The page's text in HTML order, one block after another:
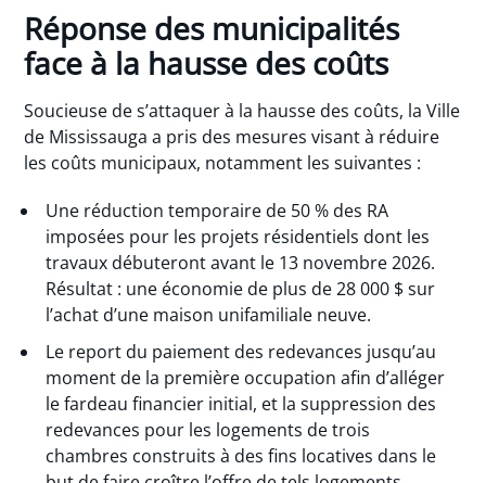
Réponse des municipalités
face à la hausse des coûts
Soucieuse de s’attaquer à la hausse des coûts, la Ville
de Mississauga a pris des mesures visant à réduire
les coûts municipaux, notamment les suivantes :
Une réduction temporaire de 50 % des RA
imposées pour les projets résidentiels dont les
travaux débuteront avant le 13 novembre 2026.
Résultat : une économie de plus de 28 000 $ sur
l’achat d’une maison unifamiliale neuve.
Le report du paiement des redevances jusqu’au
moment de la première occupation afin d’alléger
le fardeau financier initial, et la suppression des
redevances pour les logements de trois
chambres construits à des fins locatives dans le